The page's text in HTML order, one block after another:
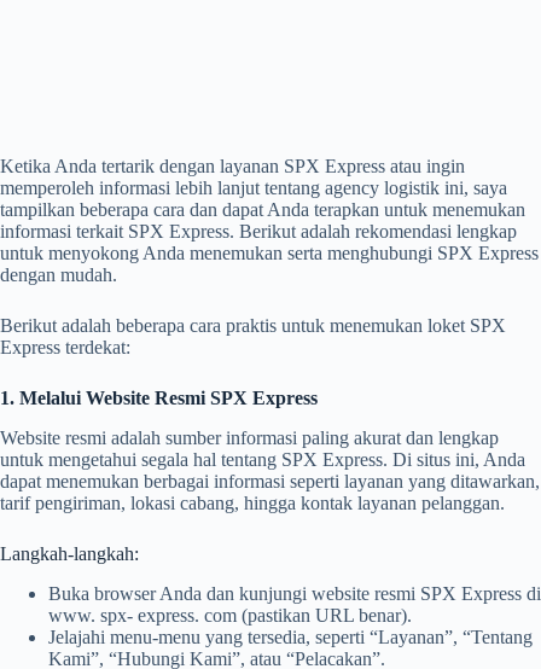
Ketika Anda tertarik dengan layanan SPX Express atau ingin
memperoleh informasi lebih lanjut tentang agency logistik ini, saya
tampilkan beberapa cara dan dapat Anda terapkan untuk menemukan
informasi terkait SPX Express. Berikut adalah rekomendasi lengkap
untuk menyokong Anda menemukan serta menghubungi SPX Express
dengan mudah.
Berikut adalah beberapa cara praktis untuk menemukan loket SPX
Express terdekat:
1. Melalui Website Resmi SPX Express
Website resmi adalah sumber informasi paling akurat dan lengkap
untuk mengetahui segala hal tentang SPX Express. Di situs ini, Anda
dapat menemukan berbagai informasi seperti layanan yang ditawarkan,
tarif pengiriman, lokasi cabang, hingga kontak layanan pelanggan.
Langkah-langkah:
Buka browser Anda dan kunjungi website resmi SPX Express di
www. spx- express. com (pastikan URL benar).
Jelajahi menu-menu yang tersedia, seperti “Layanan”, “Tentang
Kami”, “Hubungi Kami”, atau “Pelacakan”.